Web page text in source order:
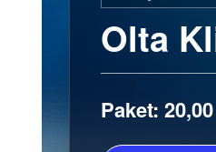
Olta
Paket: